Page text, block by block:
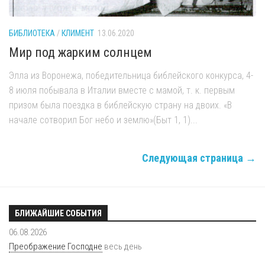
БИБЛИОТЕКА/ КЛИМЕНТ 13.06.2020
Мир под жарким солнцем
Элла из Воронежа, победительница библейского конкурса, 4-
8 июля побывала в Италии вместе с мамой, т. к. первым
призом была поездка в библейскую страну на двоих. «В
начале сотворил Бог небо и землю»(Быт 1, 1)...
Следующая страница →
БЛИЖАЙШИЕ СОБЫТИЯ
06.08.2026
Преображение Господне весь день